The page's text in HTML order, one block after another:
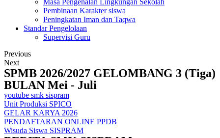
Masa Pengenalan Lingkungan Sekolah
Pembinaan Karakter siswa
Peningkatan Iman dan Taqwa
Standar Pengelolaan
Supervisi Guru
Previous
Next
SPMB 2026/2027 GELOMBANG 3 (Tiga)
BULAN Mei - Juli
youtube smk sispram
Unit Produksi SPICO
GELAR KARYA 2026
PENDAFTARAN ONLINE PPDB
Wisuda Siswa SISPRAM